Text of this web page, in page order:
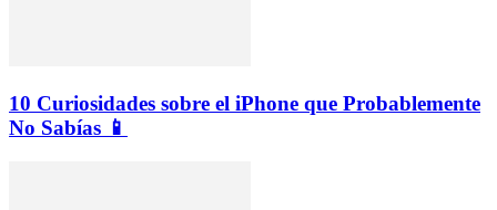
10 Curiosidades sobre el iPhone que Probablemente
No Sabías 📱